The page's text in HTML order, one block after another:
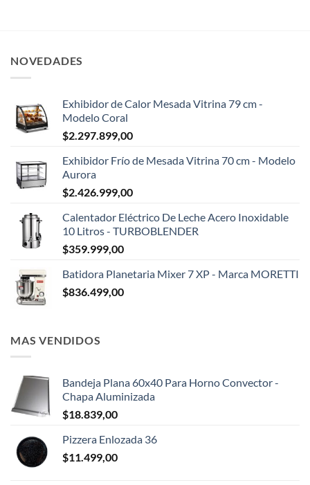
NOVEDADES
Exhibidor de Calor Mesada Vitrina 79 cm -
Modelo Coral
$2.297.899,00
Exhibidor Frío de Mesada Vitrina 70 cm - Modelo
Aurora
$2.426.999,00
Calentador Eléctrico De Leche Acero Inoxidable
10 Litros - TURBOBLENDER
$359.999,00
Batidora Planetaria Mixer 7 XP - Marca MORETTI
$836.499,00
MAS VENDIDOS
Bandeja Plana 60x40 Para Horno Convector -
Chapa Aluminizada
$18.839,00
Pizzera Enlozada 36
$11.499,00